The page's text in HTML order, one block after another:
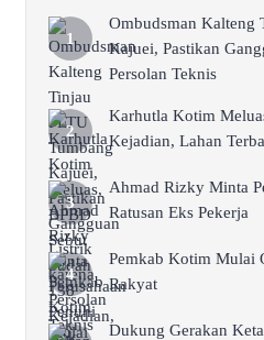
Ombudsman Kalteng
Kajuei, Pastikan
Persolan Teknis
Karhutla Kotim
Kejadian, Lahan
Ahmad Rizky Minta
Ratusan Eks Pekerja
Pemkab Kotim Mulai
Rakyat
Dukung Gerakan